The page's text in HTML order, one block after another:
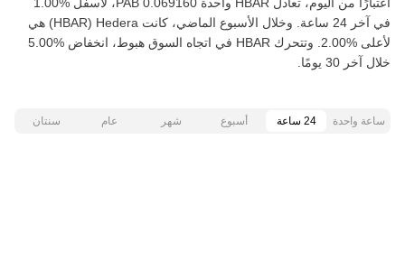
في آخر 24 ساعة. وخلال الأسبوع الماضي، كانت Hedera‏ (HBAR) هي
خلال آخر 30 يومًا.
ساعة واحدة 24 ساعة أسبوع شهر عام سنتان